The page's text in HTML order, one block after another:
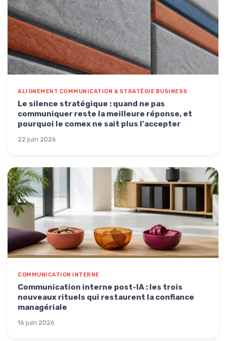
ALIGNEMENT COMMUNICATION & STRATÉGIE BUSINESS
Le silence stratégique : quand ne pas
communiquer reste la meilleure réponse, et
pourquoi le comex ne sait plus l'accepter
22 juin 2026
COMMUNICATION INTERNE
Communication interne post-IA : les trois
nouveaux rituels qui restaurent la confiance
managériale
16 juin 2026